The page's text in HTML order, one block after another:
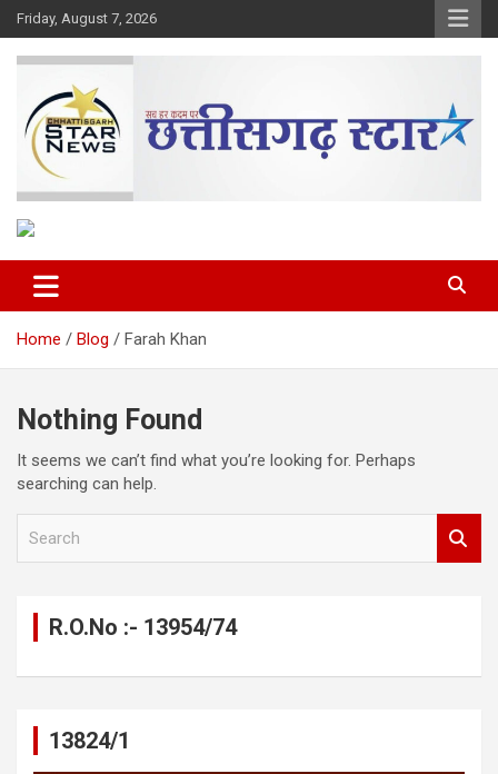
Skip
to
content
Friday, August 7, 2026
Chhattisgarh Star
Home Blog Farah Khan
Nothing Found
It seems we can’t find what you’re looking for. Perhaps
searching can help.
R.O.No :- 13954/74
13824/1